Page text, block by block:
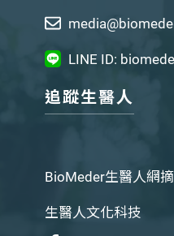
LINE ID:
追蹤生醫人
BioMeder生醫人網摘
生醫人文化科技